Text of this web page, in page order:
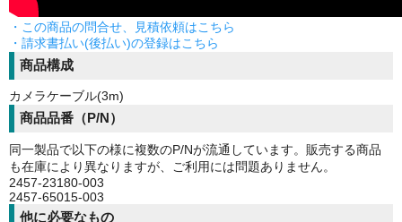
・この商品の問合せ、見積依頼はこちら
・請求書払い(後払い)の登録はこちら
商品構成
カメラケーブル(3m)
商品品番（P/N）
同一製品で以下の様に複数のP/Nが流通しています。販売する商品
も在庫により異なりますが、ご利用には問題ありません。
2457-23180-003
2457-65015-003
他に必要なもの